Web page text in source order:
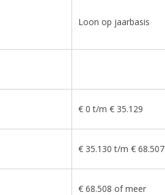
Loon op jaarbasis
€ 0 t/m € 35.129
€ 35.130 t/m € 68.507
€ 68.508 of meer